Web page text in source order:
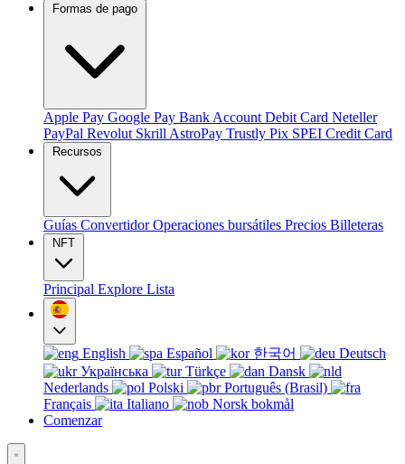
Formas de pago
Apple Pay Google Pay Bank Account Debit Card Neteller
PayPal Revolut Skrill AstroPay Trustly Pix SPEI Credit Card
Recursos
Guías ConvertidorOperaciones bursátiles Precios Billeteras
NFT
Principal Explore Lista
English Español 한국어
Deutsch
Українська
Türkçe
Dansk
Nederlands
Polski
Português (Brasil)
Français
Italiano
Norsk bokmål
Comenzar